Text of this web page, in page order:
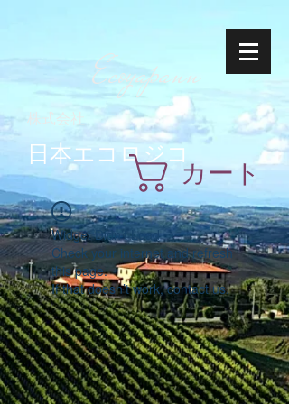
Ecoyapann
株式会社
日本エコロジコカート
Widget Didn’t Load
Check your internet and refresh
this page.
If that doesn’t work, contact us.